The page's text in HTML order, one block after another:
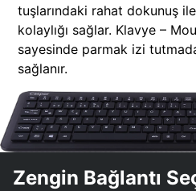
tuşlarındaki rahat dokunuş
kolaylığı sağlar. Klavye –
sayesinde parmak izi
sağlanır.
Zengin Bağlantı